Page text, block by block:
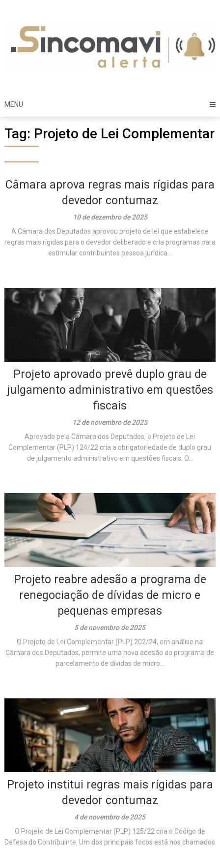
content
MENU
Tag: Projeto de Lei Complementar
Câmara aprova regras mais rígidas para
devedor contumaz
10 de dezembro de 2025
A Câmara dos Deputados aprovou projeto de lei que estabelece
regras mais rígidas para o devedor deliberado e cria programas para
estimular contribuintes pessoa jurídica...
Projeto aprovado prevê duplo grau de
julgamento administrativo em questões
fiscais
12 de novembro de 2025
Aprovado pela Câmara dos Deputados, o Projeto de Lei
Complementar (PLP) 124/22 cria a obrigatoriedade de duplo grau
de julgamento administrativo em questões fiscais. O...
Projeto reabre adesão a programa de
renegociação de dívidas de micro e
pequenas empresas
5 de novembro de 2025
O Projeto de Lei Complementar (PLP) 202/24, em análise na
Câmara dos Deputados, permite uma nova adesão ao programa de
parcelamento de dívidas de micro...
Projeto institui regras mais rígidas para
devedor contumaz
4 de novembro de 2025
O Projeto de Lei Complementar (PLP) 125/22 cria o Código de
Defesa do Contribuinte. Um dos principais focos está nos chamados